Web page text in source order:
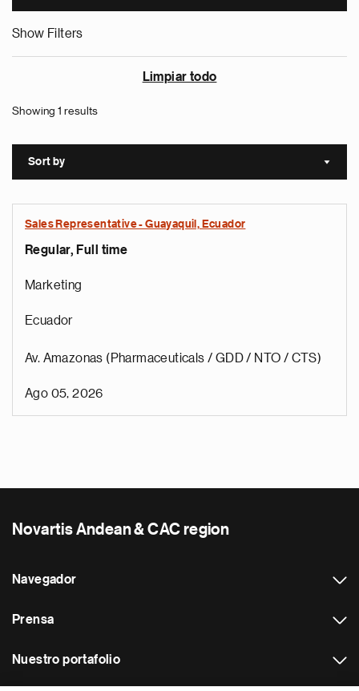
Show Filters
Limpiar todo
Showing 1 results
Sort by Sort
Sales Representative - Guayaquil, Ecuador
Regular, Full time
Marketing
Ecuador
Av. Amazonas (Pharmaceuticals / GDD / NTO / CTS)
Ago 05, 2026
Novartis Andean & CAC region
Navegador
Prensa
Nuestro portafolio